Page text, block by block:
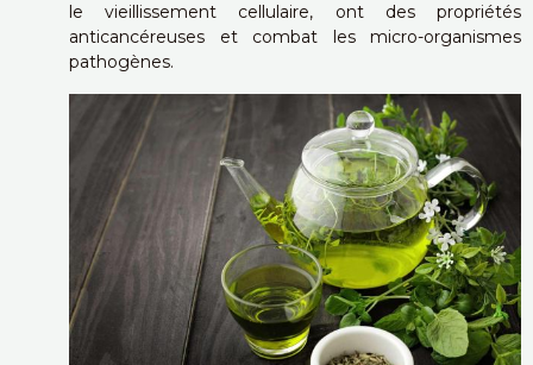
le vieillissement cellulaire, ont des propriétés
anticancéreuses et combat les micro-organismes
pathogènes.